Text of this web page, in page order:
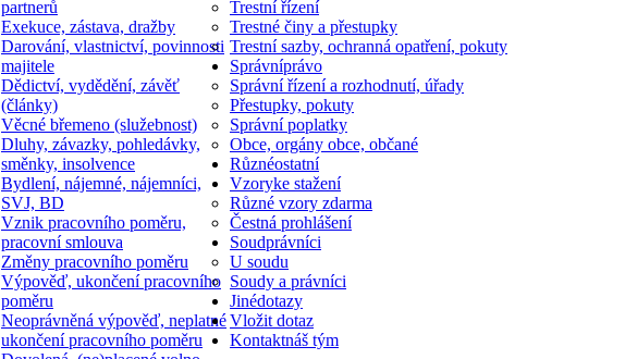
partnerů
Exekuce, zástava, dražby
Darování, vlastnictví, povinnosti
majitele
Dědictví, vydědění, závěť
(články)
Věcné břemeno (služebnost)
Dluhy, závazky, pohledávky,
směnky, insolvence
Bydlení, nájemné, nájemníci,
SVJ, BD
Vznik pracovního poměru,
pracovní smlouva
Změny pracovního poměru
Výpověď, ukončení pracovního
poměru
Neoprávněná výpověď, neplatné
ukončení pracovního poměru
Trestní řízení
Trestné činy a přestupky
Trestní sazby, ochranná opatření, pokuty
Správníprávo
Správní řízení a rozhodnutí, úřady
Přestupky, pokuty
Správní poplatky
Obce, orgány obce, občané
Různéostatní
Vzoryke stažení
Různé vzory zdarma
Čestná prohlášení
Soudprávníci
U soudu
Soudy a právníci
Jinédotazy
Vložit dotaz
Kontaktnáš tým